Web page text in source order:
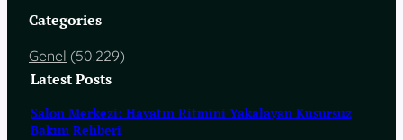
Categories
Genel (50.229)
Latest Posts
Salon Merkezi: Hayatın Ritmini Yakalayan Kusursuz
Bakım Rehberi